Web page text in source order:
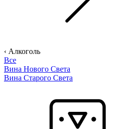
‹ Алкоголь
Все
Вина Нового Света
Вина Старого Света